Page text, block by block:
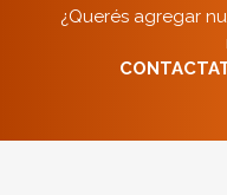
¿Querés agregar